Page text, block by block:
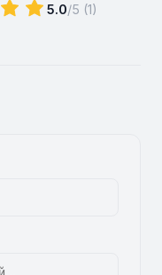
5.0/5 (1)